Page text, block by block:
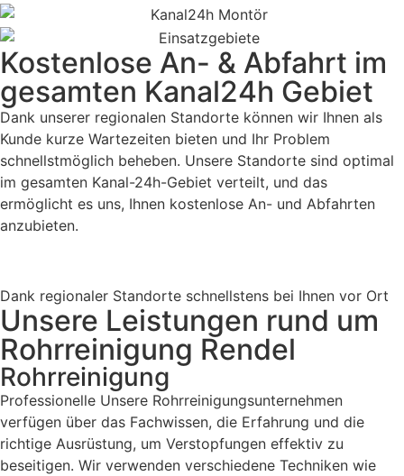
Kostenlose An- & Abfahrt im
gesamten Kanal24h Gebiet
Dank unserer regionalen Standorte können wir Ihnen als
Kunde kurze Wartezeiten bieten und Ihr Problem
schnellstmöglich beheben. Unsere Standorte sind optimal
im gesamten Kanal-24h-Gebiet verteilt, und das
ermöglicht es uns, Ihnen kostenlose An- und Abfahrten
anzubieten.
Dank regionaler Standorte schnellstens bei Ihnen vor Ort
Unsere Leistungen rund um
Rohrreinigung Rendel
Rohrreinigung
Professionelle Unsere Rohrreinigungsunternehmen
verfügen über das Fachwissen, die Erfahrung und die
richtige Ausrüstung, um Verstopfungen effektiv zu
beseitigen. Wir verwenden verschiedene Techniken wie